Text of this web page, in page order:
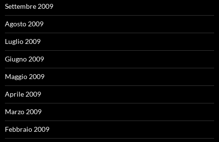
Settembre 2009
Agosto 2009
Luglio 2009
Giugno 2009
Maggio 2009
Aprile 2009
Marzo 2009
Febbraio 2009